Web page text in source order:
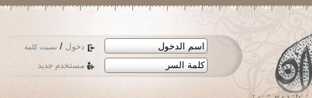
دخول / نسيت كلمة
مستخدم جديد